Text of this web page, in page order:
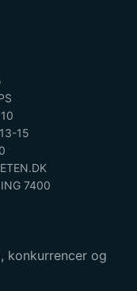
15
7400
konkurrencer og